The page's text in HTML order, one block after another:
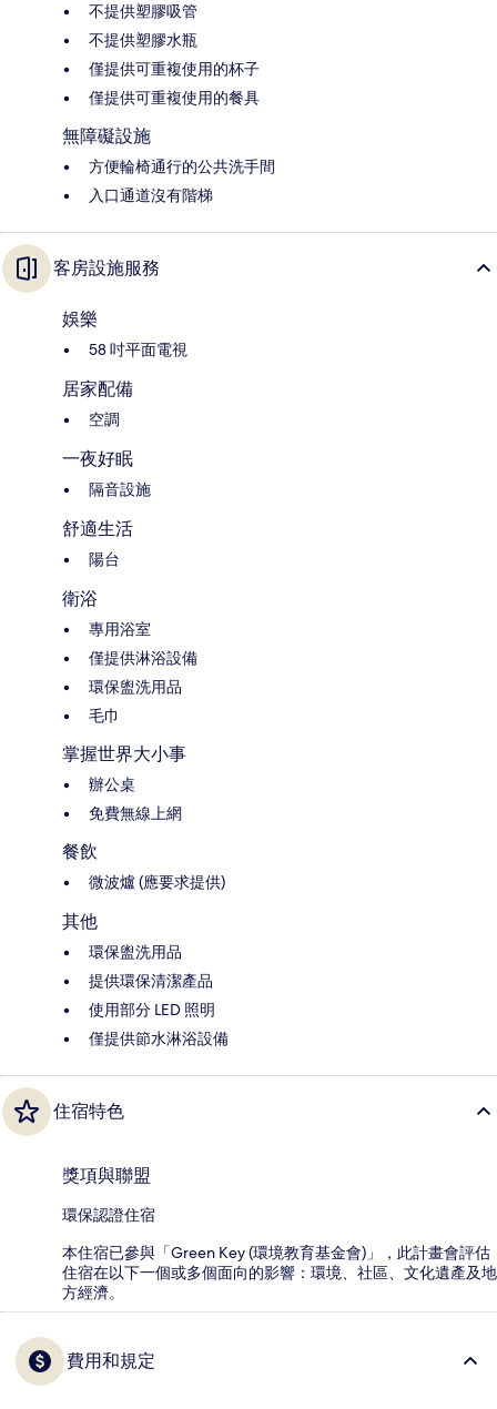
不提供塑膠吸管
不提供塑膠水瓶
僅提供可重複使用的杯子
僅提供可重複使用的餐具
無障礙設施
方便輪椅通行的公共洗手間
入口通道沒有階梯
客房設施服務
娛樂
58 吋平面電視
居家配備
空調
一夜好眠
隔音設施
舒適生活
陽台
衛浴
專用浴室
僅提供淋浴設備
環保盥洗用品
毛巾
掌握世界大小事
辦公桌
免費無線上網
餐飲
微波爐 (應要求提供)
其他
環保盥洗用品
提供環保清潔產品
使用部分 LED 照明
僅提供節水淋浴設備
住宿特色
獎項與聯盟
環保認證住宿
本住宿已參與「Green Key (環境教育基金會)」，此計畫會評估
住宿在以下一個或多個面向的影響：環境、社區、文化遺產及地
方經濟。
費用和規定